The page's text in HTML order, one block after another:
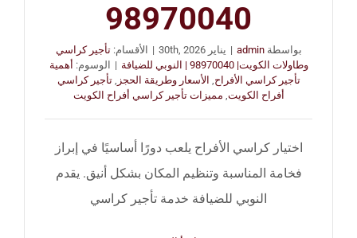
98970040
بواسطةadmin
| يناير 30th, 2026 | الأقسام:تأجير كراسي
وطاولات الكويت| 98970040 | النوبي للضيافة
| الوسوم: أهمية
تأجير كراسي الأفراح الأسعار وطريقة الحجز ,تأجير كراسي
أفراح الكويت مميزات تأجير كراسي أفراح الكويت
اختيار كراسي الأفراح يلعب دورًا أساسيًا في إبراز
فخامة المناسبة وتنظيم المكان بشكل أنيق. يقدم
النوبي للضيافة خدمة تأجير كراسي